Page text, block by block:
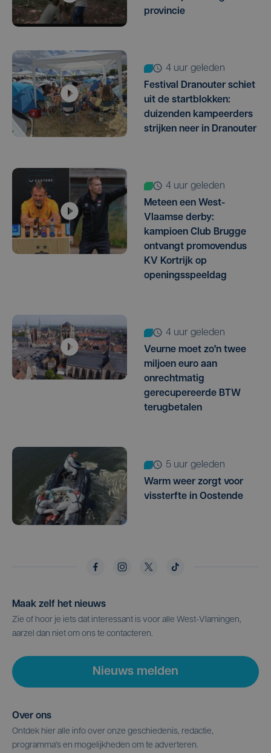
provincie
4 uur geleden
Festival Dranouter schiet
uit de startblokken:
duizenden kampeerders
strijken neer in Dranouter
4 uur geleden
Meteen een West-
Vlaamse derby:
kampioen Club Brugge
ontvangt promovendus
KV Kortrijk op
openingsspeeldag
4 uur geleden
Veurne moet zo'n twee
miljoen euro aan
onrechtmatig
gerecupereerde BTW
terugbetalen
5 uur geleden
Warm weer zorgt voor
vissterfte in Oostende
Maak zelf het nieuws
Zie of hoor je iets dat interessant is voor alle West-Vlamingen,
aarzel dan niet om ons te contacteren.
Nieuws melden
Over ons
Ontdek hier alle info over onze geschiedenis, redactie,
programma's en mogelijkheden om te adverteren.